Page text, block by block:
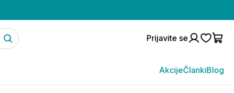
Prijavite se
AkcijeČlankiBlog